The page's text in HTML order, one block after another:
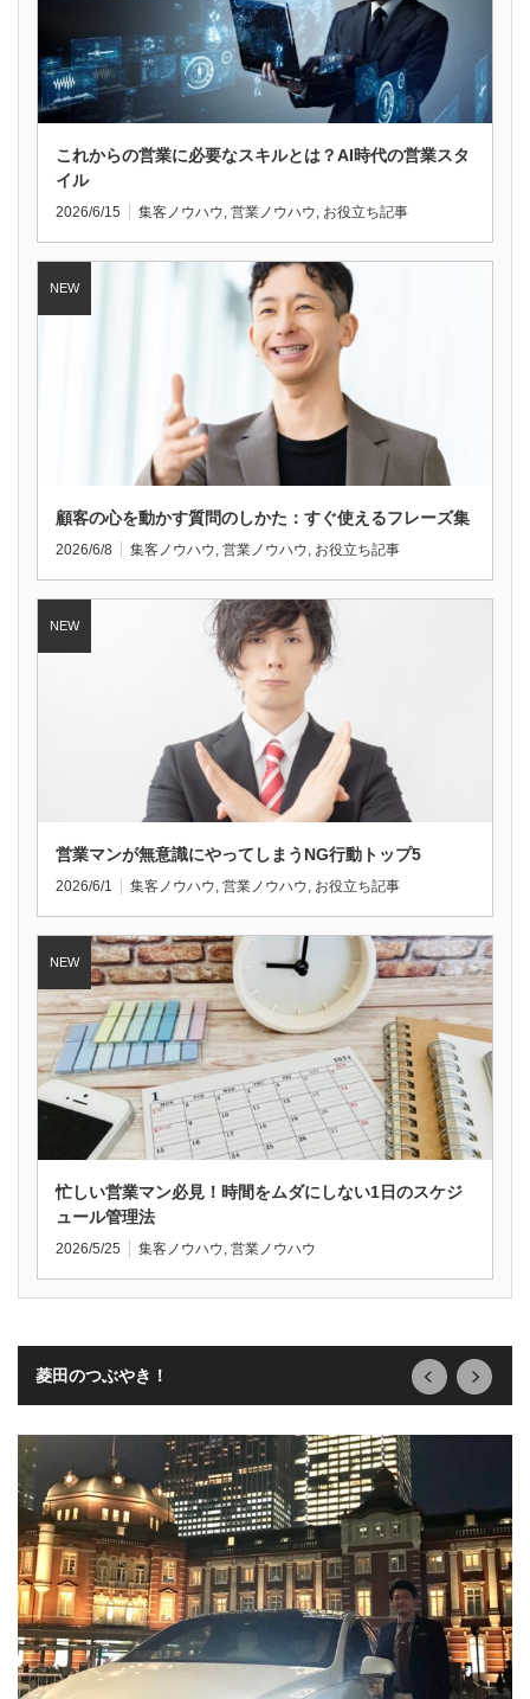
これからの営業に必要なスキルとは？AI時代の営業スタ
イル
2026/6/15 集客ノウハウ, 営業ノウハウ, お役立ち記事
顧客の心を動かす質問のしかた：すぐ使えるフレーズ集
2026/6/8 集客ノウハウ 営業ノウハウ お役立ち記事
営業マンが無意識にやってしまうNG行動トップ5
2026/6/1 集客ノウハウ, 営業ノウハウ, お役立ち記事
忙しい営業マン必見！時間をムダにしない1日のスケジ
ュール管理法
2026/5/25 集客ノウハウ 営業ノウハウ
菱田のつぶやき！ next